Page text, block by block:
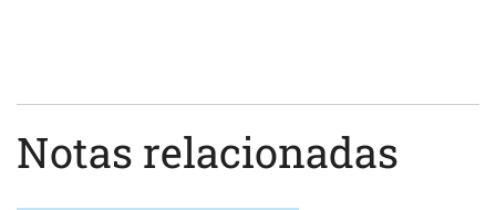
Notas relacionadas